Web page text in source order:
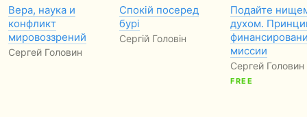
Вера, наука и
конфликт
мировоззрений
Сергей Головин
Спокій посеред
бурі
Сергій Головін
Подайте
духом.
миссии
Сергей Головин
FREE